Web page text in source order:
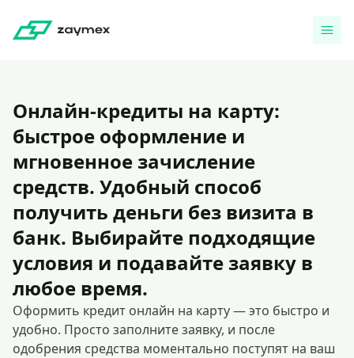
Онлайн-кредиты на карту:
быстрое оформление и
мгновенное зачисление
средств. Удобный способ
получить деньги без визита в
банк. Выбирайте подходящие
условия и подавайте заявку в
любое время.
Оформить кредит онлайн на карту — это быстро и
удобно. Просто заполните заявку, и после
одобрения средства моментально поступят на ваш